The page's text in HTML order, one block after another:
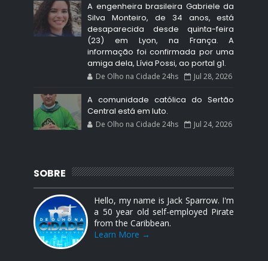
A engenheira brasileira Gabriele da
Silva Monteiro, de 34 anos, está
desaparecida desde quinta-feira
(23) em Lyon, na França. A
informação foi confirmada por uma
amiga dela, Lívia Possi, ao portal g1.
De Olho na Cidade 24hs Jul 28, 2026
A comunidade católica do Sertão
Central está em luto.
De Olho na Cidade 24hs Jul 24, 2026
SOBRE
Hello, my name is Jack Sparrow. I'm
a 50 year old self-employed Pirate
from the Caribbean.
Learn More →